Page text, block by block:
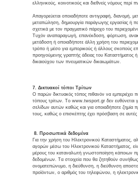
ελληνικούς, κοινοτικούς και διεθνείς νόμους περί
Απαγορεύεται οποιαδήποτε αντιγραφή, διανομή,
μεταπώληση, δημιουργία παράγωγης εργασίας ή
σχετικά με τον πραγματικό πάροχο του
Τυχόν αναπαραγωγή, επανέκδοση, φόρτωση,
μετάδοση ή οποιαδήποτε άλλη χρήση του
τρόπο ή μέσο για εμπορικούς ή άλλους σκοπούς
προηγούμενης γραπτής άδειας του Καταστήματος
δικαιούχου των πνευματικών δικαιωμάτων.
7. Δικτυακοί τόποι Τρίτων
Ο παρών δικτυακός τόπος πιθανόν να εμπεριέχει
τόπους τρίτων. Το www.twsport.gr δεν ευθύνεται
σελίδων αυτών καθώς και για οποιαδήποτε ζημία
τους, καθώς ο επισκέπτης έχει πρόσβαση σε αυτές
8. Προσωπικά δεδομένα
Για την χρήση του Ηλεκτρονικού Καταστήματος,
αγορών μέσω του Ηλεκτρονικού Καταστήματος,
μέρους του καταναλωτή γνωστοποίηση κάποιων
δεδομένων. Τα στοιχεία που θα ζητηθούν συνήθως
ονοματεπώνυμο, η διεύθυνση, η διεύθυνση
προϊόντων, ο αριθμός του τηλεφώνου, η